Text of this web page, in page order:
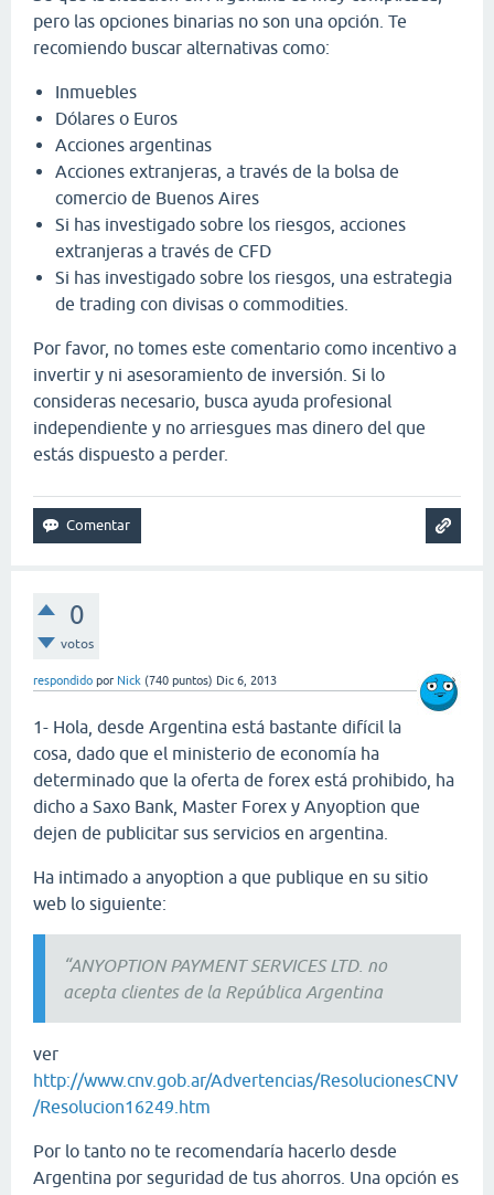
pero las opciones binarias no son una opción. Te
recomiendo buscar alternativas como:
Inmuebles
Dólares o Euros
Acciones argentinas
Acciones extranjeras, a través de la bolsa de
comercio de Buenos Aires
Si has investigado sobre los riesgos, acciones
extranjeras a través de CFD
Si has investigado sobre los riesgos, una estrategia
de trading con divisas o commodities.
Por favor, no tomes este comentario como incentivo a
invertir y ni asesoramiento de inversión. Si lo
consideras necesario, busca ayuda profesional
independiente y no arriesgues mas dinero del que
estás dispuesto a perder.
0
votos
respondido por Nick (740 puntos) Dic 6, 2013
1- Hola, desde Argentina está bastante difícil la
cosa, dado que el ministerio de economía ha
determinado que la oferta de forex está prohibido, ha
dicho a Saxo Bank, Master Forex y Anyoption que
dejen de publicitar sus servicios en argentina.
Ha intimado a anyoption a que publique en su sitio
web lo siguiente:
“ANYOPTION PAYMENT SERVICES LTD. no
acepta clientes de la República Argentina
ver
http://www.cnv.gob.ar/Advertencias/ResolucionesCNV
/Resolucion16249.htm
Por lo tanto no te recomendaría hacerlo desde
Argentina por seguridad de tus ahorros. Una opción es